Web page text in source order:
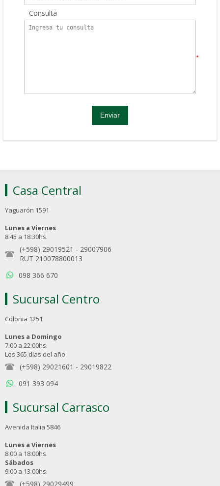
Consulta
*
Casa Central
Yaguarón 1591
Lunes a Viernes
8:45 a 18:30hs.
(+598) 29019521 - 29007906
RUT 210078800013
098 366 670
Sucursal Centro
Colonia 1251
Lunes a Domingo
7:00 a 22:00hs.
Los 365 días del año
(+598) 29021601 - 29019822
091 393 094
Sucursal Carrasco
Avenida Italia 5846
Lunes a Viernes
8:00 a 18:00hs.
Sábados
9:00 a 13:00hs.
(+598) 29029499